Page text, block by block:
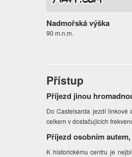
Nadmořská výška
90 m.n.m.
Přístup
Příjezd jinou
Do Castelsarda jezdí linkové
celkem v dostačujících
Příjezd osobním
K historickému centru je